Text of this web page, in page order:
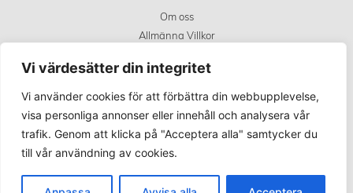
Vi värdesätter din integritet
Vi använder cookies för att förbättra din webbupplevelse,
visa personliga annonser eller innehåll och analysera vår
trafik. Genom att klicka på "Acceptera alla" samtycker du
till vår användning av cookies.
Om oss
Allmänna Villkor
Kundservice
Covid 19 uppdatering
KÖPINFORMATION
Betalningsalternativ